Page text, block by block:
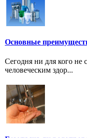
Основные
Сегодня ни для кого не
человеческим здор...